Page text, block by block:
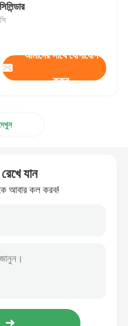
আমাদের সাথে যোগাযোগ
করুন
যান
আবার কল করব!